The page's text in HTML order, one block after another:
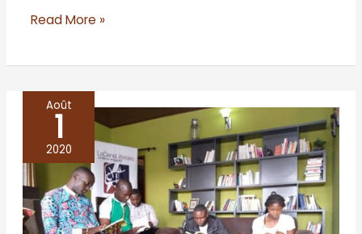
Read More »
Août
1
2020
maison
de
CENE